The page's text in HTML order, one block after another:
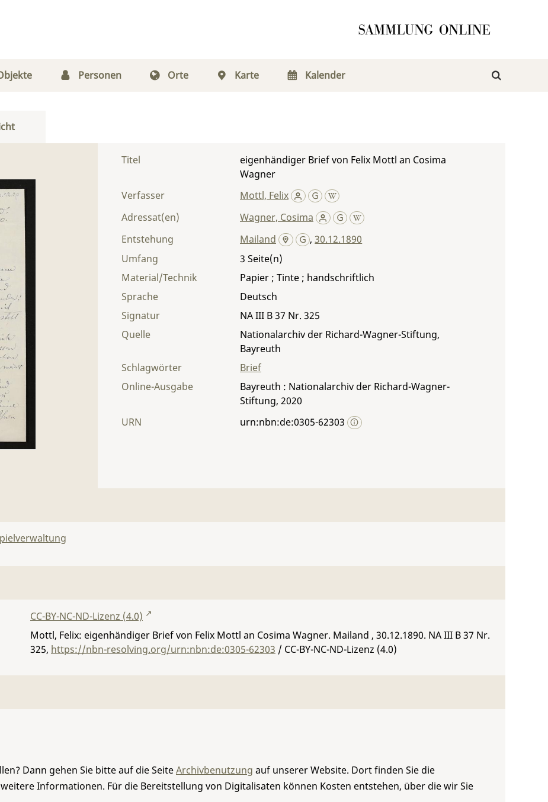
Personen Orte Karte Kalender
Titel
eigenhändiger Brief von Felix Mottl an Cosima
Wagner
Verfasser
Mottl, Felix
Adressat(en)
Wagner, Cosima
Entstehung
Mailand ,30.12.1890
Umfang
3
Material/Technik
Papier ; Tinte ; handschriftlich
Sprache
Deutsch
Signatur
NA III B 37 Nr. 325
Quelle
Nationalarchiv der Richard-Wagner-Stiftung,
Bayreuth
Schlagwörter
Brief
Online-Ausgabe
Bayreuth : Nationalarchiv der Richard-Wagner-
Stiftung, 2020
URN
urn:nbn:de:0305-62303
CC-BY-NC-ND-Lizenz (4.0)
Mottl, Felix: eigenhändiger Brief von Felix Mottl an Cosima Wagner. Mailand , 30.12.1890. NA III B 37 Nr.
325, https://nbn-resolving.org/urn:nbn:de:0305-62303 / CC-BY-NC-ND-Lizenz (4.0)
Dann gehen Sie bitte auf die SeiteArchivbenutzung auf unserer Website. Dort finden Sie die
Informationen. Für die Bereitstellung von Digitalisaten können Kosten entstehen, über die wir Sie